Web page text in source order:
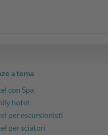
a tema
con Spa
hotel
per escursionisti
per sciatori